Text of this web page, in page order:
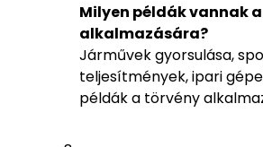
Milyen példák vannak
alkalmazására?
Járművek gyorsulása,
teljesítmények, ipari
példák a törvény